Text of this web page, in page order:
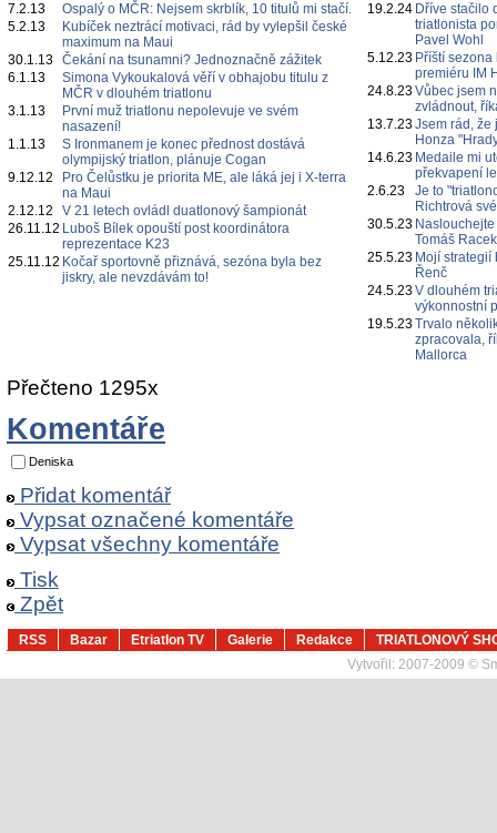
7.2.13
Ospalý o MČR: Nejsem skrblík, 10 titulů mi stačí.
5.2.13
Kubíček neztrácí motivaci, rád by vylepšil české
maximum na Maui
30.1.13 Čekání na tsunamni? Jednoznačně zážitek
6.1.13
Simona Vykoukalová věří v obhajobu titulu z
MČR v dlouhém triatlonu
3.1.13
První muž triatlonu nepolevuje ve svém
nasazení!
1.1.13
S Ironmanem je konec přednost dostává
olympijský triatlon, plánuje Cogan
9.12.12
Pro Čelůstku je priorita ME, ale láká jej i X-terra
na Maui
2.12.12
V 21 letech ovládl duatlonový šampionát
26.11.12 Luboš Bílek opouští post koordinátora
reprezentace K23
25.11.12 Kočař sportovně přiznává, sezóna byla bez
jiskry, ale nevzdávám to!
19.2.24 Dříve stačilo
triatlonista
Pavel Wohl
5.12.23 Příští
premiéru IM
24.8.23Vůbec jsem
zvládnout,
13.7.23Jsem rád, že
Honza
14.6.23 Medaile mi
překvapení
2.6.23
Je to
Richtrová
30.5.23
Tomáš Racek
25.5.23 Mojí strategií
Řenč
24.5.23V dlouhém
výkonnostní
19.5.23Trvalo
zpracovala,
Mallorca
Přečteno 1295x
Komentáře
Deniska
Přidat komentář
Vypsat označené komentáře
Vypsat všechny komentáře
Tisk
Zpět
RSS Bazar Etriatlon TV Galerie Redakce
TRIATLONOVÝ
Vytvořil: 2007-2009 ©